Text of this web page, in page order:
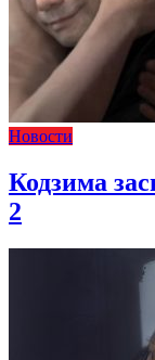
Новости
Кодзима
2